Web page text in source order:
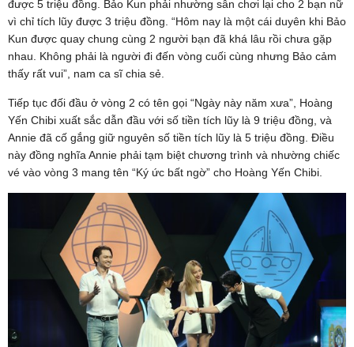
được 5 triệu đồng. Bảo Kun phải nhường sân chơi lại cho 2 bạn nữ
vì chỉ tích lũy được 3 triệu đồng. “Hôm nay là một cái duyên khi Bảo
Kun được quay chung cùng 2 người bạn đã khá lâu rồi chưa gặp
nhau. Không phải là người đi đến vòng cuối cùng nhưng Bảo cảm
thấy rất vui”, nam ca sĩ chia sẻ.
Tiếp tục đối đầu ở vòng 2 có tên gọi “Ngày này năm xưa”, Hoàng
Yến Chibi xuất sắc dẫn đầu với số tiền tích lũy là 9 triệu đồng, và
Annie đã cố gắng giữ nguyên số tiền tích lũy là 5 triệu đồng. Điều
này đồng nghĩa Annie phải tạm biệt chương trình và nhường chiếc
vé vào vòng 3 mang tên “Ký ức bất ngờ” cho Hoàng Yến Chibi.